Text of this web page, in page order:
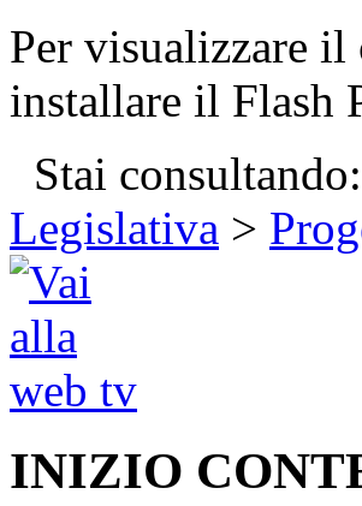
Per visualizzare il
installare il Flash
Stai consultando:
Legislativa >
INIZIO